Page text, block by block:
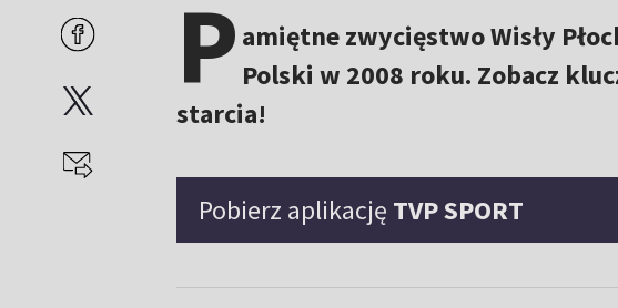
P amiętne zwycięstwo Wisły
Polski w 2008 roku. Zobacz
starcia!
Pobierz aplikację TVP SPORT